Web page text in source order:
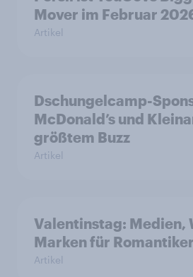
Mover im Februar
Artikel
Dschungelcamp-
McDonald’s und
größtem Buzz
Artikel
Valentinstag: Medien,
Marken für Romantiker
Artikel